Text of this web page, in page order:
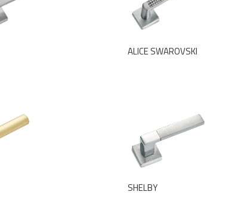
ALICE SWAROVSKI
SHELBY